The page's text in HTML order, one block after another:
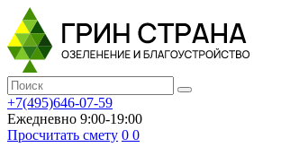
+7(495)646-07-59
Ежедневно 9:00-19:00
Просчитать смету 0 0